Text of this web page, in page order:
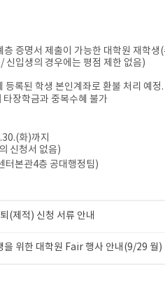
증명서 제출이 가능한 대학원 재학
신입생의 경우에는 평점 제한 없음)
록된 학생 본인계좌로 환불 처리 예
장학금과 중복수혜 불가
화)까지
신청서 없음)
터본관4층 공대행정팀)
(제적) 신청 서류 안내
위한 대학원 Fair 행사 안내(9/29 월)